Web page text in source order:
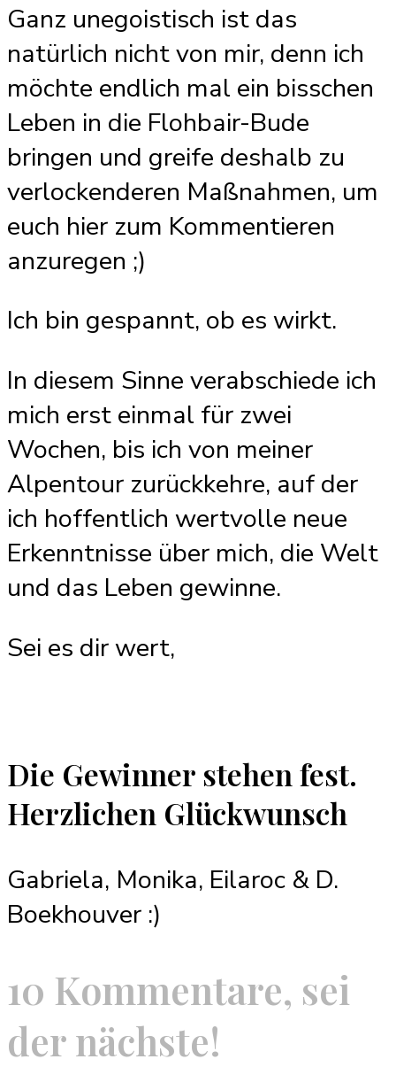
Ganz unegoistisch ist das
natürlich nicht von mir, denn ich
möchte endlich mal ein bisschen
Leben in die Flohbair-Bude
bringen und greife deshalb zu
verlockenderen Maßnahmen, um
euch hier zum Kommentieren
anzuregen ;)
Ich bin gespannt, ob es wirkt.
In diesem Sinne verabschiede ich
mich erst einmal für zwei
Wochen, bis ich von meiner
Alpentour zurückkehre, auf der
ich hoffentlich wertvolle neue
Erkenntnisse über mich, die Welt
und das Leben gewinne.
Sei es dir wert,
Die Gewinner stehen fest.
Herzlichen Glückwunsch
Gabriela, Monika, Eilaroc & D.
Boekhouver :)
10 Kommentare, sei
der nächste!